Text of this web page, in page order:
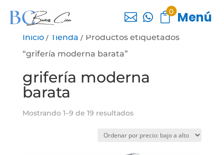
  0 Menú
Inicio/ Tienda / Productos etiquetados
“grifería moderna barata”
grifería moderna
barata
Mostrando 1–9 de 19 resultadosOrdenado